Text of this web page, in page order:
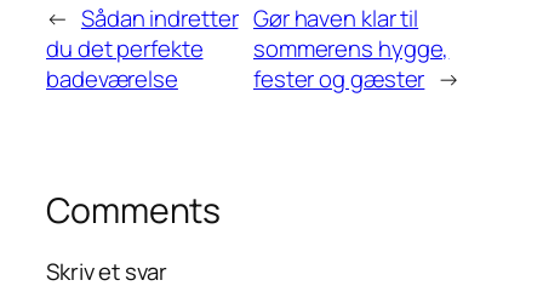
← Sådan indretter
du det perfekte
badeværelse
Gør haven klar til
sommerens hygge,
fester og gæster →
Comments
Skriv et svar